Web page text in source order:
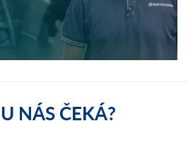
NÁS ČEKÁ?